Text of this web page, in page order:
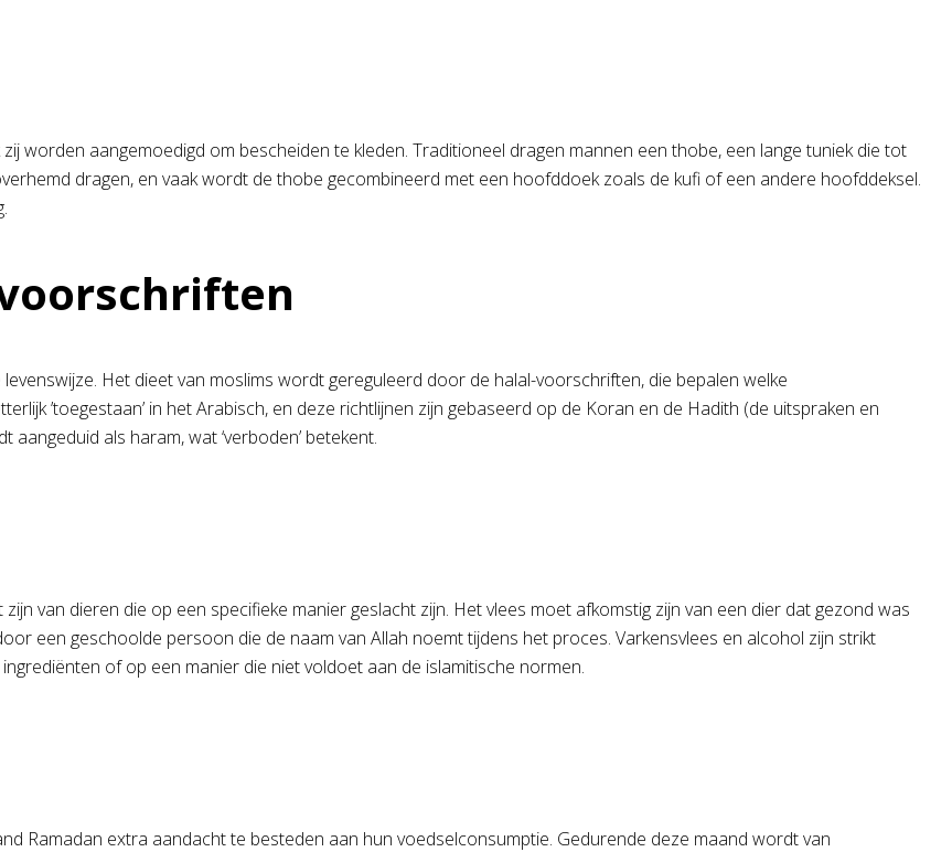
worden aangemoedigd om bescheiden te kleden. Traditioneel dragen mannen een thobe, een lange tuniek die tot
dragen, en vaak wordt de thobe gecombineerd met een hoofddoek zoals de kufi of een andere hoofddeksel.
Het dieet van moslims wordt gereguleerd door de halal-voorschriften, die bepalen welke
’toegestaan’ in het Arabisch, en deze richtlijnen zijn gebaseerd op de Koran en de Hadith (de uitspraken en
als haram, wat ‘verboden’ betekent.
van dieren die op een specifieke manier geslacht zijn. Het vlees moet afkomstig zijn van een dier dat gezond was
een geschoolde persoon die de naam van Allah noemt tijdens het proces. Varkensvlees en alcohol zijn strikt
of op een manier die niet voldoet aan de islamitische normen.
Ramadan extra aandacht te besteden aan hun voedselconsumptie. Gedurende deze maand wordt van